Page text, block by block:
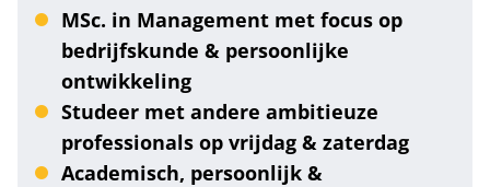
MSc. in Management met focus op
bedrijfskunde & persoonlijke
ontwikkeling
Studeer met andere ambitieuze
professionals op vrijdag & zaterdag
Academisch, persoonlijk &